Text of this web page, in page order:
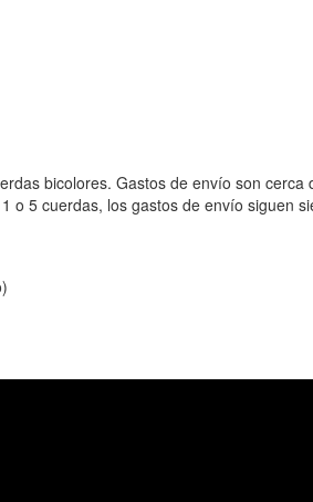
bicolores. Gastos de envío son cerca
o 5 cuerdas, los gastos de envío siguen